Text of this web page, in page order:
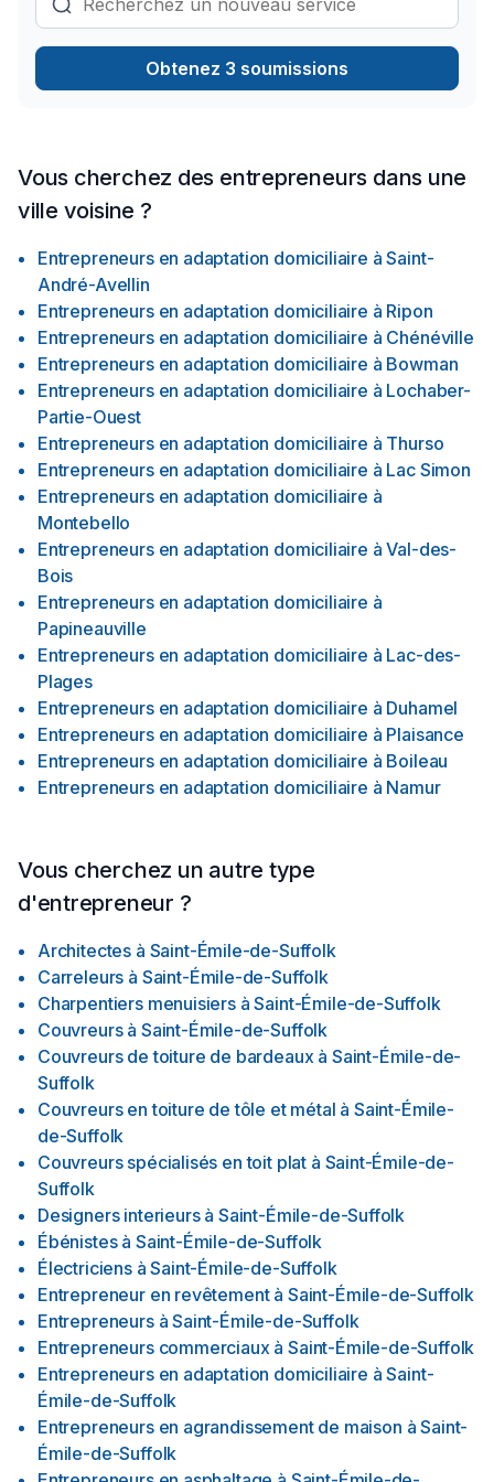
Obtenez 3 soumissions
Vous cherchez des entrepreneurs dans une
ville voisine ?
Entrepreneurs en adaptation domiciliaire à Saint-
André-Avellin
Entrepreneurs en adaptation domiciliaire à Ripon
Entrepreneurs en adaptation domiciliaire à Chénéville
Entrepreneurs en adaptation domiciliaire à Bowman
Entrepreneurs en adaptation domiciliaire à Lochaber-
Partie-Ouest
Entrepreneurs en adaptation domiciliaire à Thurso
Entrepreneurs en adaptation domiciliaire à Lac Simon
Entrepreneurs en adaptation domiciliaire à
Montebello
Entrepreneurs en adaptation domiciliaire à Val-des-
Bois
Entrepreneurs en adaptation domiciliaire à
Papineauville
Entrepreneurs en adaptation domiciliaire à Lac-des-
Plages
Entrepreneurs en adaptation domiciliaire à Duhamel
Entrepreneurs en adaptation domiciliaire à Plaisance
Entrepreneurs en adaptation domiciliaire à Boileau
Entrepreneurs en adaptation domiciliaire à Namur
Vous cherchez un autre type
d'entrepreneur ?
Architectes à Saint-Émile-de-Suffolk
Carreleurs à Saint-Émile-de-Suffolk
Charpentiers menuisiers à Saint-Émile-de-Suffolk
Couvreurs à Saint-Émile-de-Suffolk
Couvreurs de toiture de bardeaux à Saint-Émile-de-
Suffolk
Couvreurs en toiture de tôle et métal à Saint-Émile-
de-Suffolk
Couvreurs spécialisés en toit plat à Saint-Émile-de-
Suffolk
Designers interieurs à Saint-Émile-de-Suffolk
Ébénistes à Saint-Émile-de-Suffolk
Électriciens à Saint-Émile-de-Suffolk
Entrepreneur en revêtement à Saint-Émile-de-Suffolk
Entrepreneurs à Saint-Émile-de-Suffolk
Entrepreneurs commerciaux à Saint-Émile-de-Suffolk
Entrepreneurs en adaptation domiciliaire à Saint-
Émile-de-Suffolk
Entrepreneurs en agrandissement de maison à Saint-
Émile-de-Suffolk